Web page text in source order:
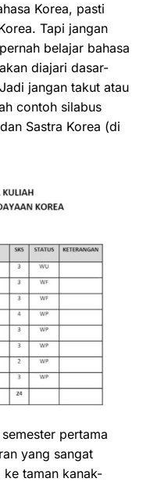
Korea, pasti
Tapi jangan
belajar bahasa
diajari dasar-
jangan takut atau
contoh silabus
Sastra Korea (di
pertama
yang sangat
ke taman kanak-